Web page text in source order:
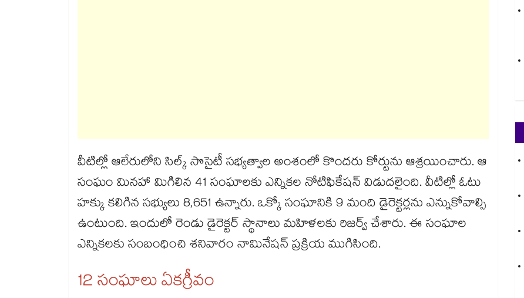
వీటిల్లో ఆలేరులోని సిల్క్​ సొసైటీ సభ్యత్వాల అంశంలో కొందరు కోర్టును ఆశ్రయించారు. ఆ
సంఘం మినహా మిగిలిన 41 సంఘాలకు ఎన్నికల నోటిఫికేషన్​ విడుదలైంది. వీటిల్లో ఓటు
హక్కు కలిగిన సభ్యులు 8,651 ఉన్నారు. ఒక్కో సంఘానికి 9 మంది డైరెక్టర్లను ఎన్నుకోవాల్సి
ఉంటుంది. ఇందులో రెండు డైరెక్టర్​ స్థానాలు మహిళలకు రిజర్వ్​ చేశారు. ఈ సంఘాల
ఎన్నికలకు సంబంధించి శనివారం నామినేషన్​ ప్రక్రియ ముగిసింది.
12 సంఘాలు ఏకగ్రీవం